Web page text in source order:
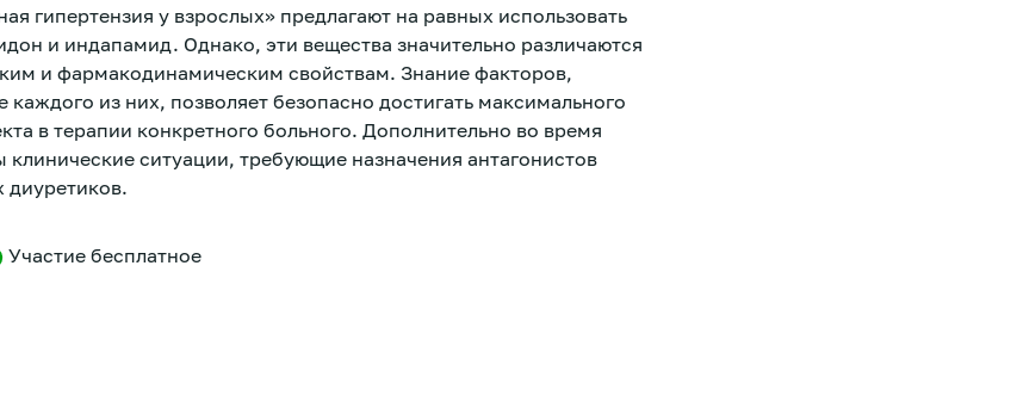
гипертензия у взрослых» предлагают на равных использовать
и индапамид. Однако, эти вещества значительно различаются
и фармакодинамическим свойствам. Знание факторов,
из них, позволяет безопасно достигать максимального
в терапии конкретного больного. Дополнительно во время
ситуации, требующие назначения антагонистов
диуретиков.
Участие бесплатное